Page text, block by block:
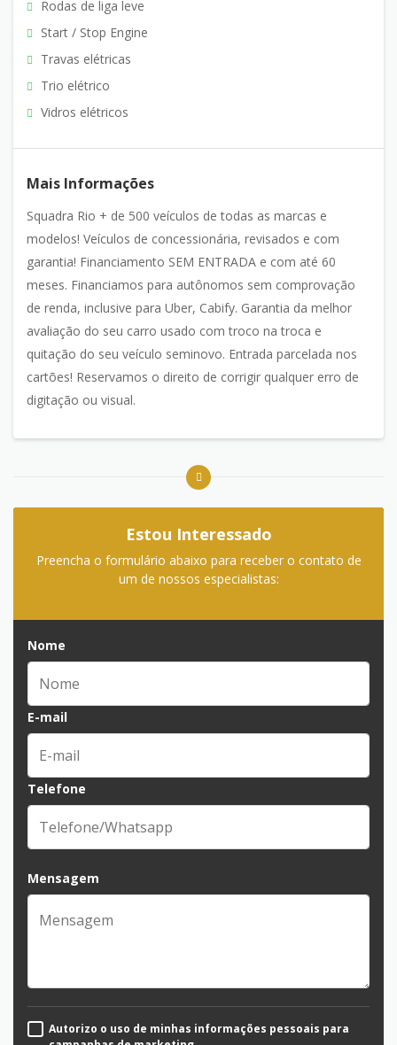
Rodas de liga leve
Start / Stop Engine
Travas elétricas
Trio elétrico
Vidros elétricos
Mais Informações
Squadra Rio + de 500 veículos de todas as marcas e
modelos! Veículos de concessionária, revisados e com
garantia! Financiamento SEM ENTRADA e com até 60
meses. Financiamos para autônomos sem comprovação
de renda, inclusive para Uber, Cabify. Garantia da melhor
avaliação do seu carro usado com troco na troca e
quitação do seu veículo seminovo. Entrada parcelada nos
cartões! Reservamos o direito de corrigir qualquer erro de
digitação ou visual.
Estou Interessado
Preencha o formulário abaixo para receber o contato de
um de nossos especialistas:
Nome
E-mail
Telefone
Mensagem
Autorizo o uso de minhas informações pessoais para